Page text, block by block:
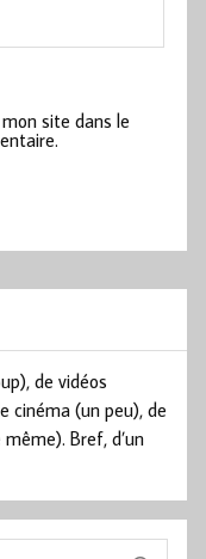
site dans le
de vidéos
cinéma (un peu), de
Bref, d’un